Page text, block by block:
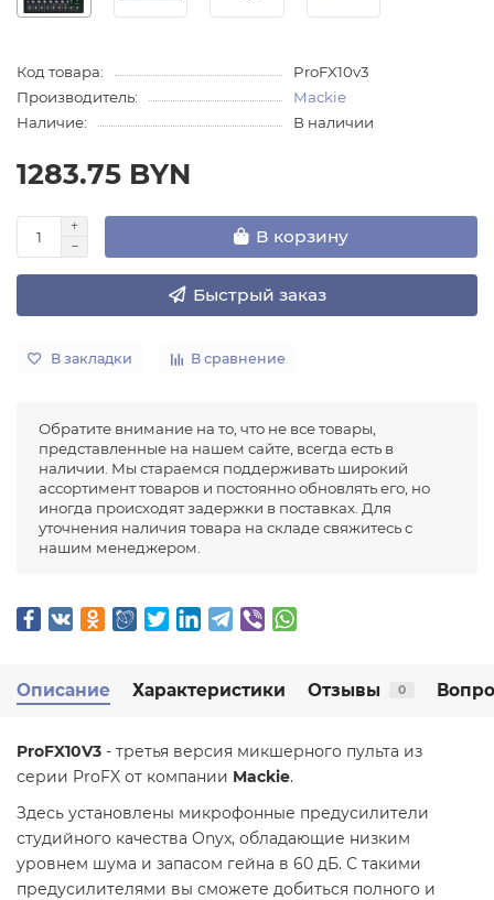
Код товара:
ProFX10v3
Производитель:
Mackie
Наличие:
В наличии
1283.75 BYN
В корзину
Быстрый заказ
В закладки В сравнение
Обратите внимание на то, что не все товары,
представленные на нашем сайте, всегда есть в
наличии. Мы стараемся поддерживать широкий
ассортимент товаров и постоянно обновлять его, но
иногда происходят задержки в поставках. Для
уточнения наличия товара на складе свяжитесь с
нашим менеджером.
Описание Характеристики Отзывы 0
ProFX10V3 - третья версия микшерного пульта из
серии ProFX от компании Mackie.
Здесь установлены микрофонные предусилители
студийного качества Onyx, обладающие низким
уровнем шума и запасом гейна в 60 дБ. С такими
предусилителями вы сможете добиться полного и